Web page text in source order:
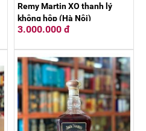
Remy Martin XO thanh lý
không hộp (Hà Nội)
3.000.000 đ